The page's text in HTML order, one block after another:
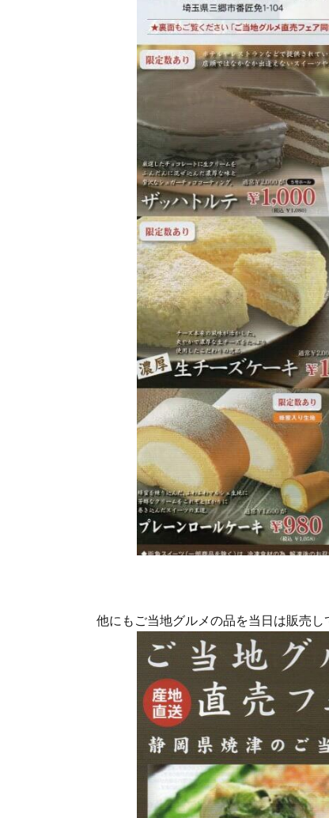
他にもご当地グルメの品を当日は販売